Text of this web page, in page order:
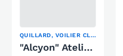
QUILLARD, VOILIER CLASSIQUE, YACHT À VOILE
"Alcyon" Atelier Navale Soubise